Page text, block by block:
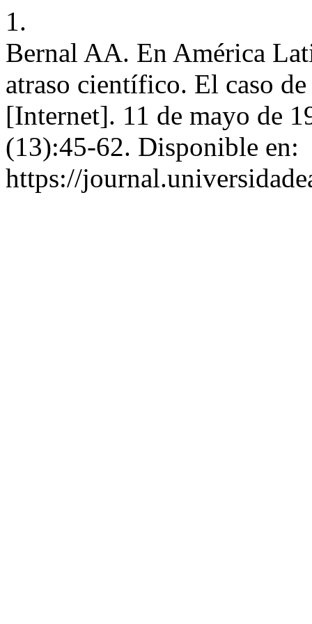
1.
Bernal AA. En América
atraso científico. El caso
[Internet]. 11 de mayo de
(13):45-62. Disponible en:
https://